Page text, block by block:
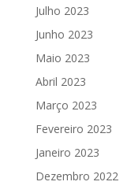
Julho 2023
Junho 2023
Maio 2023
Abril 2023
Março 2023
Fevereiro 2023
Janeiro 2023
Dezembro 2022